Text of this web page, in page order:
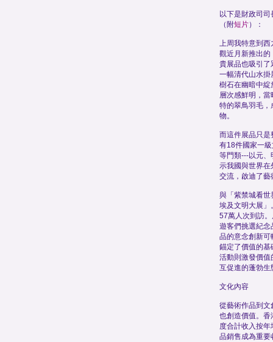
以下是財政司
（附短片）：
上周我特意到西
觀近月新推出的
貴展品也吸引了
一幅清代山水掛
樹石在幽暗中綻
層次感鮮明，
特的翠鳥羽毛，
物。
而這件展品只
有18件國家一
等門類---以元
示我國與世界在
交流，啟迪了藝
與「紫禁城看世
埃及文明大展」
57萬人次到訪
遊客們挑選紀念
品的意念創新可
錨定了價值的基
活動則激發價值
互促進的蓬勃生
文化內容
從藝術作品到文
也創造價值。香
度合計收入按
品銷售成為重要